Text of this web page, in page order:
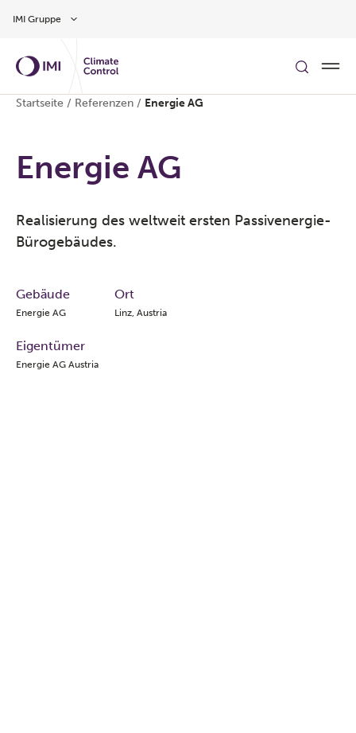
IMI Gruppe
Startseite / Referenzen / Energie AG
Energie AG
Realisierung des weltweit ersten Passivenergie-
Bürogebäudes.​​
Gebäude
Energie AG
Ort
Linz, Austria
Eigentümer
Energie AG Austria